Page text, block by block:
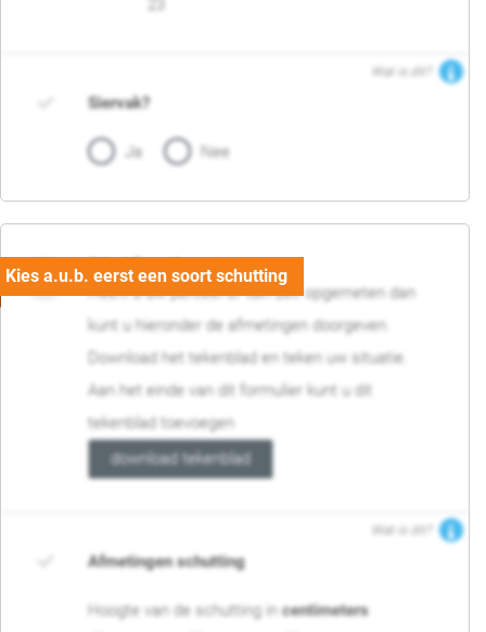
Wat is dit?
Siervak?
Ja Nee
04. Afmetingen
Heeft u uw perceel of tuin zelf opgemeten dan
kunt u hieronder de afmetingen doorgeven.
Download het tekenblad en teken uw situatie.
Aan het einde van dit formulier kunt u dit
tekenblad toevoegen
download tekenblad
Wat is dit?
Afmetingen schutting
Hoogte van de schutting incentimeters